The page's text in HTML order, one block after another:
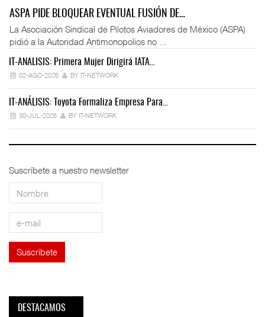
ASPA PIDE BLOQUEAR EVENTUAL FUSIÓN DE…
La Asociación Sindical de Pilotos Aviadores de México (ASPA)
pidió a la Autoridad Antimonopolios no ...
IT-ANÁLISIS: Primera Mujer Dirigirá IATA…
02-AGO-2026 BY IT-NETWORK
IT-ANÁLISIS: Toyota Formaliza Empresa Para…
30-JUL-2026 BY IT-NETWORK
Suscríbete a nuestro newsletter
DESTACAMOS